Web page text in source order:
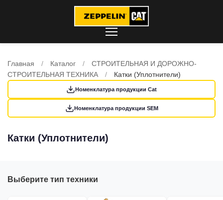
Главная / Каталог /
СТРОИТЕЛЬНАЯ И ДОРОЖНО-
СТРОИТЕЛЬНАЯ ТЕХНИКА
/ Катки (Уплотнители)
Номенклатура продукции Cat
Номенклатура продукции SEM
Катки (Уплотнители)
Выберите тип техники